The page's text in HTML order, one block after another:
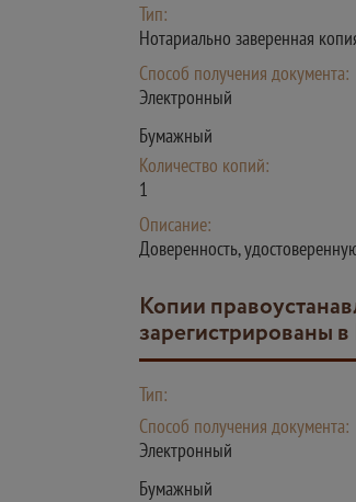
Тип:
Нотариально заверенная
Способ получения документа:
Электронный
Бумажный
Количество копий:
1
Описание:
Доверенность,
Копии правоустанавливающих документов на земельный участок и объект капитального строительства, права на которые
зарегистрированы
Тип:
Способ получения документа:
Электронный
Бумажный